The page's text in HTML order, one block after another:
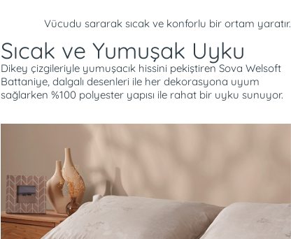
Vücudu sararak sıcak ve konforlu bir ortam yaratır.
Sıcak ve Yumuşak Uyku
Dikey çizgileriyle yumuşacık hissini pekiştiren Sova Welsoft
Battaniye, dalgalı desenleri ile her dekorasyona uyum
sağlarken %100 polyester yapısı ile rahat bir uyku sunuyor.